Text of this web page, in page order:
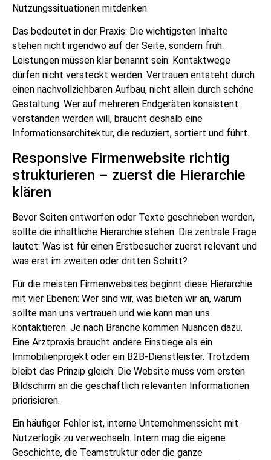
Nutzungssituationen mitdenken.
Das bedeutet in der Praxis: Die wichtigsten Inhalte
stehen nicht irgendwo auf der Seite, sondern früh.
Leistungen müssen klar benannt sein. Kontaktwege
dürfen nicht versteckt werden. Vertrauen entsteht durch
einen nachvollziehbaren Aufbau, nicht allein durch schöne
Gestaltung. Wer auf mehreren Endgeräten konsistent
verstanden werden will, braucht deshalb eine
Informationsarchitektur, die reduziert, sortiert und führt.
Responsive Firmenwebsite richtig
strukturieren – zuerst die Hierarchie
klären
Bevor Seiten entworfen oder Texte geschrieben werden,
sollte die inhaltliche Hierarchie stehen. Die zentrale Frage
lautet: Was ist für einen Erstbesucher zuerst relevant und
was erst im zweiten oder dritten Schritt?
Für die meisten Firmenwebsites beginnt diese Hierarchie
mit vier Ebenen: Wer sind wir, was bieten wir an, warum
sollte man uns vertrauen und wie kann man uns
kontaktieren. Je nach Branche kommen Nuancen dazu.
Eine Arztpraxis braucht andere Einstiege als ein
Immobilienprojekt oder ein B2B-Dienstleister. Trotzdem
bleibt das Prinzip gleich: Die Website muss vom ersten
Bildschirm an die geschäftlich relevanten Informationen
priorisieren.
Ein häufiger Fehler ist, interne Unternehmenssicht mit
Nutzerlogik zu verwechseln. Intern mag die eigene
Geschichte, die Teamstruktur oder die ganze